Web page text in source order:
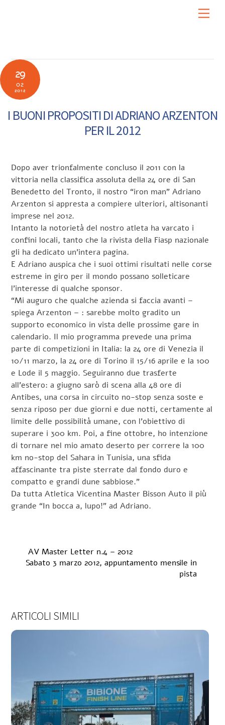
29
02
2012
I BUONI PROPOSITI DI ADRIANO ARZENTON
PER IL 2012
Dopo aver trionfalmente concluso il 2011 con la
vittoria nella classifica assoluta della 24 ore di San
Benedetto del Tronto, il nostro “iron man” Adriano
Arzenton si appresta a compiere ulteriori, altisonanti
imprese nel 2012.
Intanto la notorietà del nostro atleta ha varcato i
confini locali, tanto che la rivista della Fiasp nazionale
gli ha dedicato un’intera pagina.
E Adriano auspica che i suoi ottimi risultati nelle corse
estreme in giro per il mondo possano solleticare
l’interesse di qualche sponsor.
“Mi auguro che qualche azienda si faccia avanti –
spiega Arzenton – : sarebbe molto gradito un
supporto economico in vista delle prossime gare in
calendario. Il mio programma prevede una prima
parte di competizioni in Italia: la 24 ore di Venezia il
10/11 marzo, la 24 ore di Torino il 15/16 aprile e la 100
e Lode il 5 maggio. Seguiranno due trasferte
all’estero: a giugno sarò di scena alla 48 ore di
Antibes, una corsa in circuito no-stop senza soste e
senza riposo per due giorni e due notti, certamente al
limite delle possibilità umane, con l’obiettivo di
superare i 300 km. Poi, a fine ottobre, ho intenzione
di tornare nel mio amato deserto per correre la 100
km no-stop del Sahara in Tunisia, una sfida
affascinante tra piste sterrate dal fondo duro e
compatto e grandi dune sabbiose.”
Da tutta Atletica Vicentina Master Bisson Auto il più
grande “In bocca a, lupo!” ad Adriano.
AV Master Letter n.4 – 2012
Sabato 3 marzo 2012, appuntamento mensile in
pista
ARTICOLI SIMILI